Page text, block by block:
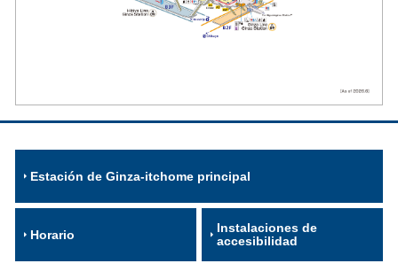
Estación de Ginza-itchome principal
Horario
Instalaciones de
accesibilidad